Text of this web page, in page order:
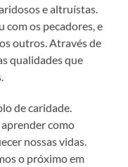
e altruístas.
com os pecadores, e
outros. Através de
qualidades que
de caridade.
como
nossas vidas.
o próximo em